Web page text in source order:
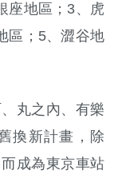
座地區 ； 3、 虎
區 ； 5、澀谷地
、 丸之內、 有樂
換新計畫 ， 除
而成為東京車站